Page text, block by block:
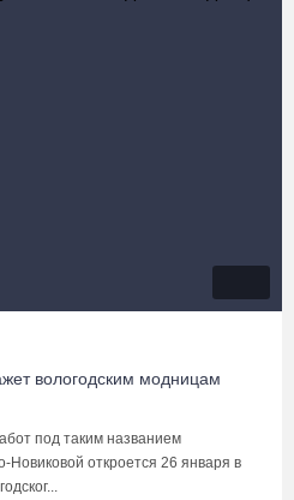
вологодским модницам
под таким названием
откроется 26 января в